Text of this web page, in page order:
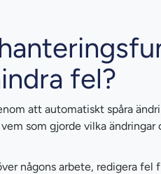
fel?
att automatiskt spåra
som gjorde vilka
någons arbete, redigera